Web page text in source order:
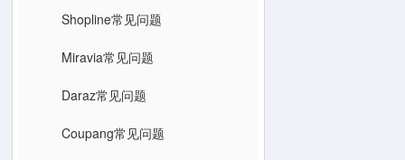
Shopline常见问题
Miravia常见问题
Daraz常见问题
Coupang常见问题